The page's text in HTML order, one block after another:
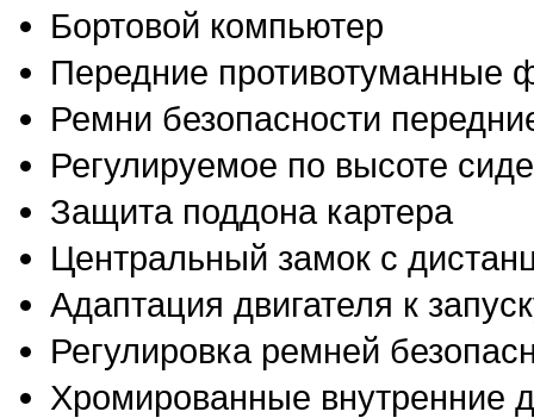
Бортовой компьютер
Передние противотуманные
Ремни безопасности
Регулируемое по высоте
Защита поддона картера
Центральный замок с
Адаптация двигателя к
Регулировка ремней
Хромированные внутренние